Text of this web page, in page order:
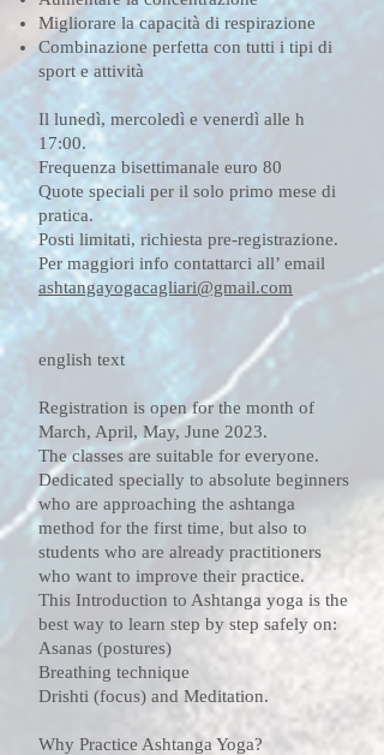
Migliorare la capacità di respirazione
Combinazione perfetta con tutti i tipi di
sport e attività
Il lunedì, mercoledì e venerdì alle h
17:00.
Frequenza bisettimanale euro 80
Quote speciali per il solo primo mese di
pratica.
Posti limitati, richiesta pre-registrazione.
Per maggiori info contattarci all’ email
ashtangayogacagliari@gmail.com
english text
Registration is open for the month of
March, April, May, June 2023.
The classes are suitable for everyone.
Dedicated specially to absolute beginners
who are approaching the ashtanga
method for the first time, but also to
students who are already practitioners
who want to improve their practice.
This Introduction to Ashtanga yoga is the
best way to learn step by step safely on:
Asanas (postures)
Breathing technique
Drishti (focus) and Meditation.
Why Practice Ashtanga Yoga?